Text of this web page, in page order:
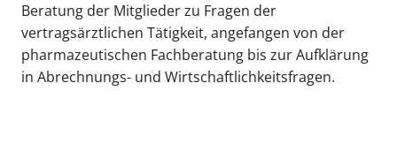
Beratung der Mitglieder zu Fragen der
vertragsärztlichen Tätigkeit, angefangen von der
pharmazeutischen Fachberatung bis zur Aufklärung
in Abrechnungs- und Wirtschaftlichkeitsfragen.